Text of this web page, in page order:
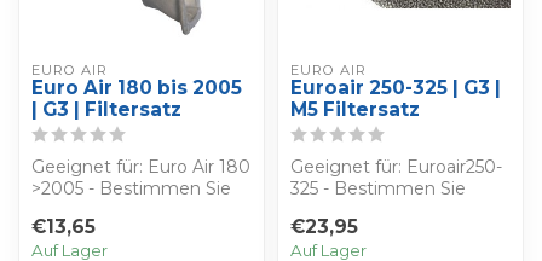
EURO AIR
Euro Air 180 bis 2005
| G3 | Filtersatz
Geeignet für: Euro Air 180
>2005 - Bestimmen Sie
Sie erha...
€13,65
Auf Lager
EURO AIR
Euroair 250-325 | G3 |
M5 Filtersatz
Geeignet für: Euroair250-
325 - Bestimmen Sie
Sie erhalten...
€23,95
Auf Lager